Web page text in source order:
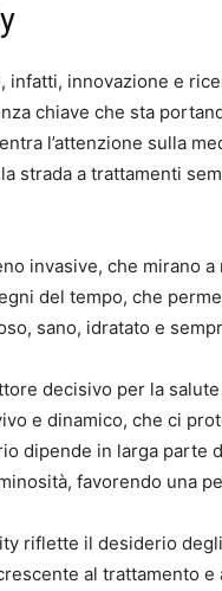
infatti, innovazione e
chiave che sta
l’attenzione sulla
strada a trattamenti
invasive, che mirano
del tempo, che
sano, idratato e
decisivo per la
e dinamico, che ci
dipende in larga parte
favorendo una
riflette il desiderio
al trattamento